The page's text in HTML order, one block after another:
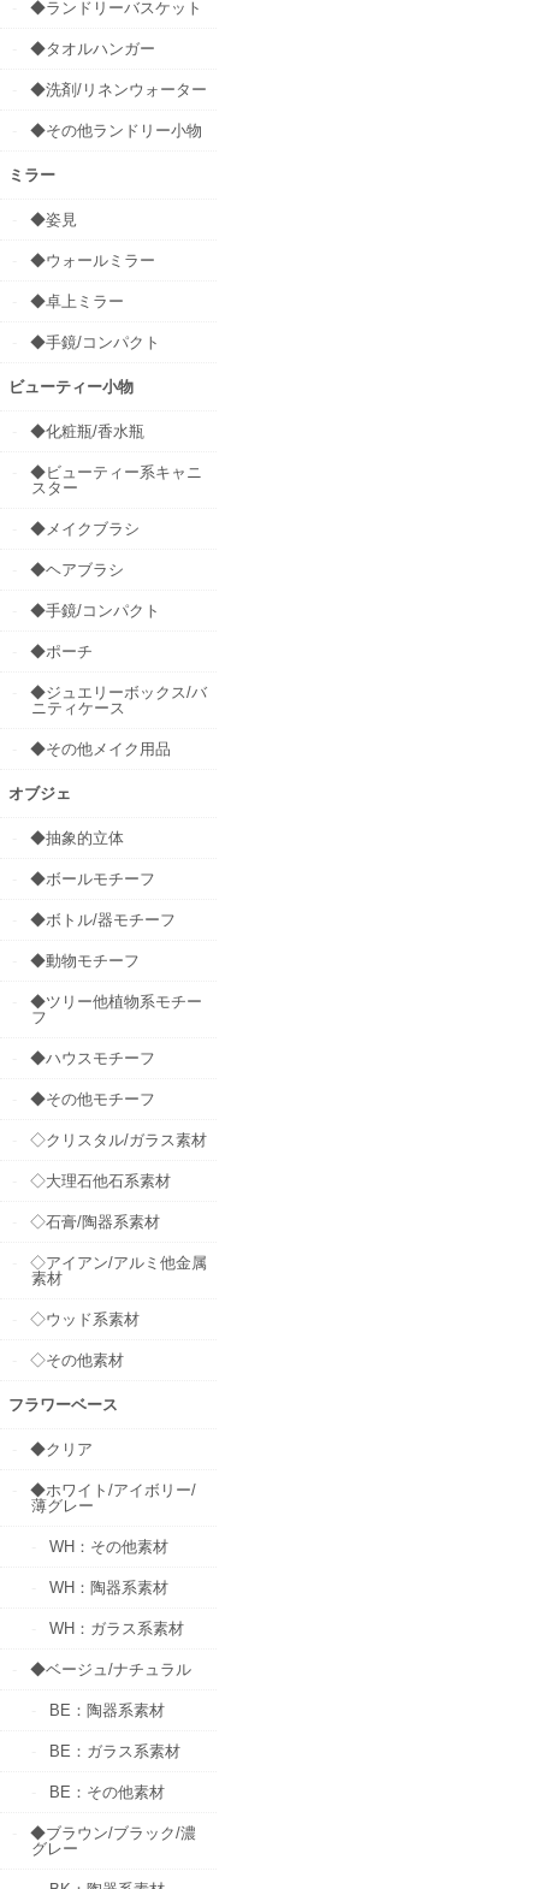
◆ランドリーバスケット
◆タオルハンガー
◆洗剤/リネンウォーター
◆その他ランドリー小物
ミラー
◆姿見
◆ウォールミラー
◆卓上ミラー
◆手鏡/コンパクト
ビューティー小物
◆化粧瓶/香水瓶
◆ビューティー系キャニ
スター
◆メイクブラシ
◆ヘアブラシ
◆手鏡/コンパクト
◆ポーチ
◆ジュエリーボックス/バ
ニティケース
◆その他メイク用品
オブジェ
◆抽象的立体
◆ボールモチーフ
◆ボトル/器モチーフ
◆動物モチーフ
◆ツリー他植物系モチー
フ
◆ハウスモチーフ
◆その他モチーフ
◇クリスタル/ガラス素材
◇大理石他石系素材
◇石膏/陶器系素材
◇アイアン/アルミ他金属
素材
◇ウッド系素材
◇その他素材
フラワーベース
◆クリア
◆ホワイト/アイボリー/
薄グレー
WH：その他素材
WH：陶器系素材
WH：ガラス系素材
◆ベージュ/ナチュラル
BE：陶器系素材
BE：ガラス系素材
BE：その他素材
◆ブラウン/ブラック/濃
グレー